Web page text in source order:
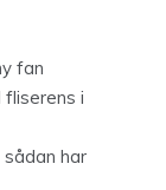
fan
i
har